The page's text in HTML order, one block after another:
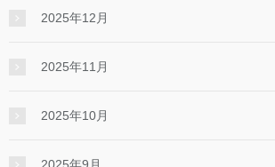
2025年12月
2025年11月
2025年10月